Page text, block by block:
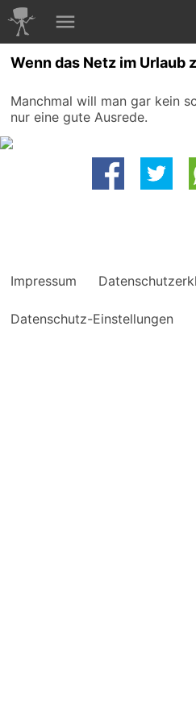
Wenn das Netz im Urlaub
Manchmal will man gar kein
nur eine gute Ausrede.
Impressum
Datenschutz-Einstellungen